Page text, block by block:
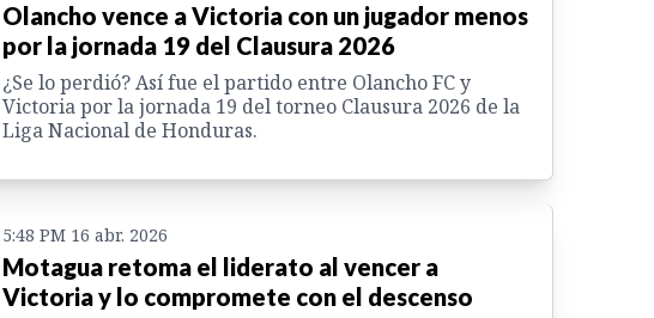
Olancho vence a Victoria con un jugador menos
por la jornada 19 del Clausura 2026
¿Se lo perdió? Así fue el partido entre Olancho FC y
Victoria por la jornada 19 del torneo Clausura 2026 de la
Liga Nacional de Honduras.
5:48 PM 16 abr. 2026
Motagua retoma el liderato al vencer a
Victoria y lo compromete con el descenso